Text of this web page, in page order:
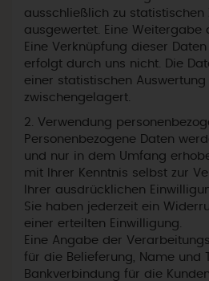
ausschließlich zu statistischen
ausgewertet. Eine Weitergabe
Eine Verknüpfung dieser
erfolgt durch uns nicht. Die
einer statistischen
zwischengelagert.
2. Verwendung
Personenbezogene Daten
und nur in dem Umfang
mit Ihrer Kenntnis selbst zur
Ihrer ausdrücklichen
Sie haben jederzeit ein
einer erteilten Einwilligung.
Eine Angabe der
für die Belieferung, Name und
Bankverbindung für die